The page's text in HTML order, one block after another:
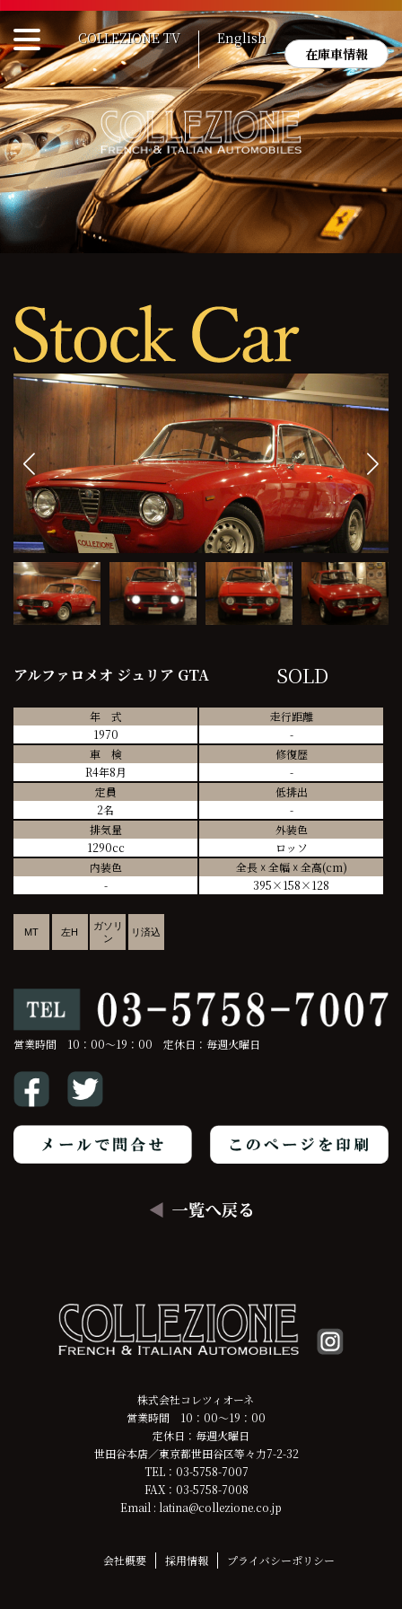
Skip
to
content
COLLEZIONE TV
English
在庫車情報
アルファロメオ ジュリア GTA SOLD
年 式
1970
走行距離
-
車 検
R4年8月
修復歴
-
定員
2名
低排出
-
排気量
1290cc
外装色
ロッソ
内装色
-
全長 ☓ 全幅 ☓ 全高(cm)
395×158×128
MT 左H
ガソリ
ン
リ済込
営業時間 10：00～19：00 定休日：毎週火曜日
株式会社コレツィオーネ
営業時間 10：00～19：00
定休日：毎週火曜日
世田谷本店／東京都世田谷区等々力7-2-32
TEL：03-5758-7007
FAX：03-5758-7008
Email : latina@collezione.co.jp
会社概要 採用情報 プライバシーポリシー